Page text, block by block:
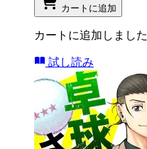
カートに追加
カートに追加しました
試し読み